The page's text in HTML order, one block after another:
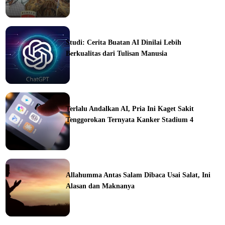
Studi: Cerita Buatan AI Dinilai Lebih
Berkualitas dari Tulisan Manusia
Terlalu Andalkan AI, Pria Ini Kaget Sakit
Tenggorokan Ternyata Kanker Stadium 4
Allahumma Antas Salam Dibaca Usai Salat, Ini
Alasan dan Maknanya